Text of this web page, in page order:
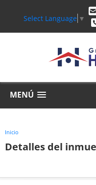
Select Language ▼
MENÚ
Inicio
Detalles del